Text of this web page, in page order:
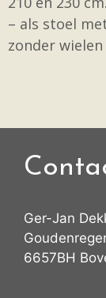
– als stoel
zonder wielen
Ger-Jan
6657BH